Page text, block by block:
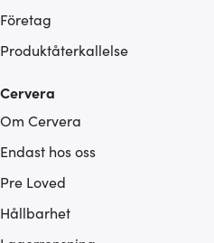
Företag
Produktåterkallelse
Cervera
Om Cervera
Endast hos oss
Pre Loved
Hållbarhet